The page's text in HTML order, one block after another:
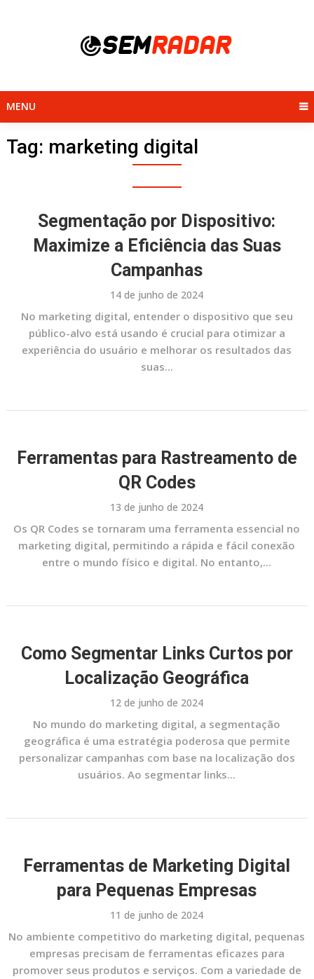
MENU
Tag: marketing digital
Segmentação por Dispositivo:
Maximize a Eficiência das Suas
Campanhas
14 de junho de 2024
No marketing digital, entender o dispositivo que seu
público-alvo está usando é crucial para otimizar a
experiência do usuário e melhorar os resultados das
suas...
Ferramentas para Rastreamento de
QR Codes
13 de junho de 2024
Os QR Codes se tornaram uma ferramenta essencial no
marketing digital, permitindo a rápida e fácil conexão
entre o mundo físico e digital. No entanto,...
Como Segmentar Links Curtos por
Localização Geográfica
12 de junho de 2024
No mundo do marketing digital, a segmentação
geográfica é uma estratégia poderosa que permite
personalizar campanhas com base na localização dos
usuários. Ao segmentar links...
Ferramentas de Marketing Digital
para Pequenas Empresas
11 de junho de 2024
No ambiente competitivo do marketing digital, pequenas
empresas precisam de ferramentas eficazes para
promover seus produtos e serviços. Com a variedade de